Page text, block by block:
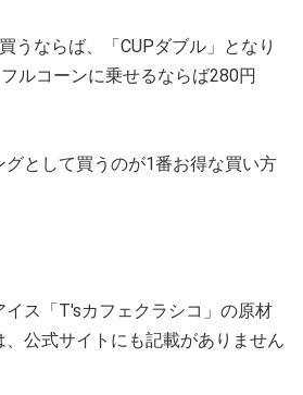
うならば、「CUPダブル」となり
ルコーンに乗せるならば280円
として買うのが1番お得な買い方
イス「T'sカフェクラシコ」の原材
公式サイトにも記載がありません